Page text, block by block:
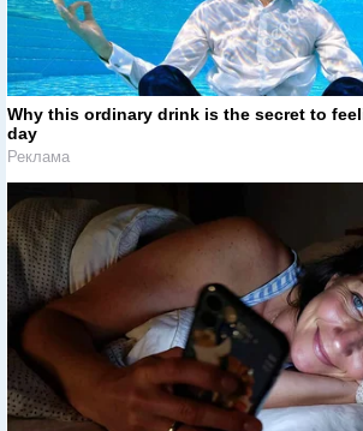
Why this ordinary drink is the secret to
day
Реклама